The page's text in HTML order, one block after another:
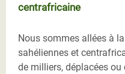
centrafricaine
Nous sommes allées à
sahéliennes et
de milliers, déplacées